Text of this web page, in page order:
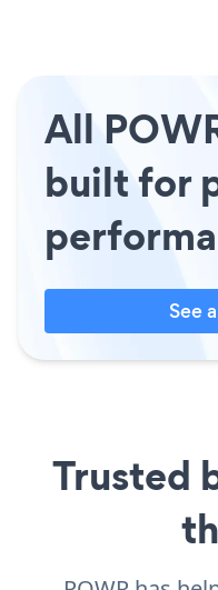
All
built for
See
Trusted